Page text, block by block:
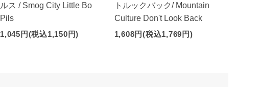
ルス / Smog City Little Bo
Pils
1,045円(税込1,150円)
トルックバック/ Mountain
Culture Don't Look Back
1,608円(税込1,769円)